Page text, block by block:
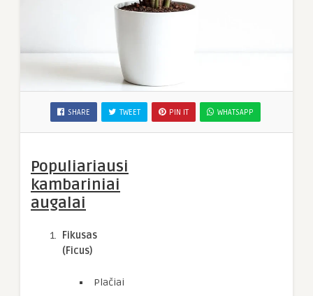
SHARE TWEET PIN IT WHATSAPP
Populiariausi
kambariniai
augalai
Fikusas
(Ficus)
Plačiai